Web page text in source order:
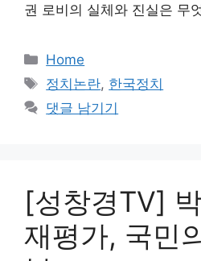
권 로비의 실체와 진실은 무
카
테
고
리
Home
태
그
정치논란, 한국정치
댓글 남기기
[성창경TV]
재평가, 국민